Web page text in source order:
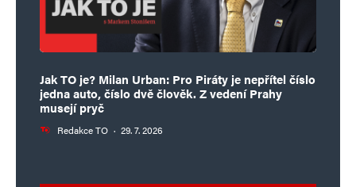
Jak TO je? Milan Urban: Pro Piráty je nepřítel číslo
jedna auto, číslo dvě člověk. Z vedení Prahy
musejí pryč
Redakce TO · 29. 7. 2026